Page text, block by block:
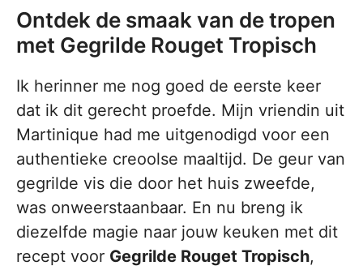
Ontdek de smaak van de tropen
met Gegrilde Rouget Tropisch
Ik herinner me nog goed de eerste keer
dat ik dit gerecht proefde. Mijn vriendin uit
Martinique had me uitgenodigd voor een
authentieke creoolse maaltijd. De geur van
gegrilde vis die door het huis zweefde,
was onweerstaanbaar. En nu breng ik
diezelfde magie naar jouw keuken met dit
recept voor Gegrilde Rouget Tropisch,